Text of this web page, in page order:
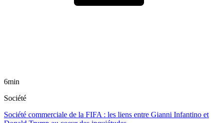
6min
Société
Société commerciale de la FIFA : les liens entre Gianni Infantino et